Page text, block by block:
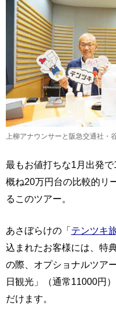
上柳アナウンサーと阪急交通社・
最もお値打ちな1月出発で
概ね20万円台の比較的リ
るこのツアー。
あさぼらけの「テンツキ
込まれたお客様には、特
の際、オプショナルツア
日観光」（通常11000円
だけます。